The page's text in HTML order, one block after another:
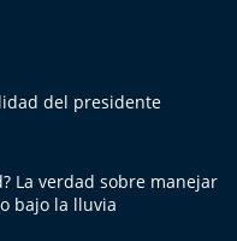
del presidente
La verdad sobre manejar
bajo la lluvia